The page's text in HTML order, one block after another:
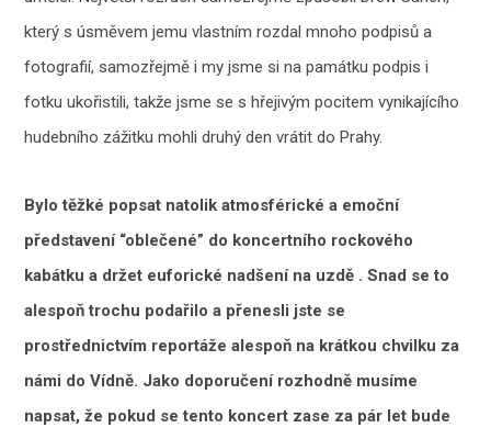
který s úsměvem jemu vlastním rozdal mnoho podpisů a
fotografií, samozřejmě i my jsme si na památku podpis i
fotku ukořistili, takže jsme se s hřejivým pocitem vynikajícího
hudebního zážitku mohli druhý den vrátit do Prahy.
Bylo těžké popsat natolik atmosférické a emoční
představení “oblečené” do koncertního rockového
kabátku a držet euforické nadšení na uzdě . Snad se to
alespoň trochu podařilo a přenesli jste se
prostřednictvím reportáže alespoň na krátkou chvilku za
námi do Vídně. Jako doporučení rozhodně musíme
napsat, že pokud se tento koncert zase za pár let bude